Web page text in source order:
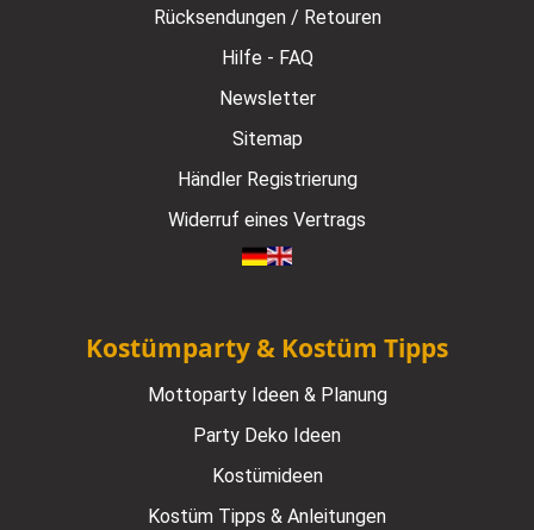
Rücksendungen / Retouren
Hilfe - FAQ
Newsletter
Sitemap
Händler Registrierung
Widerruf eines Vertrags
Kostümparty & Kostüm Tipps
Mottoparty Ideen & Planung
Party Deko Ideen
Kostümideen
Kostüm Tipps & Anleitungen